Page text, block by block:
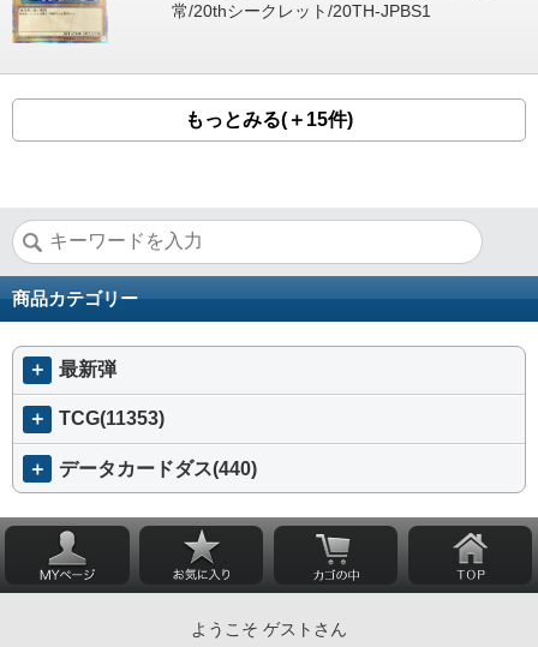
常/20thシークレット/20TH-JPBS1
もっとみる(＋15件)
商品カテゴリー
＋ 最新弾
＋ TCG(11353)
＋ データカードダス(440)
ようこそ ゲストさん